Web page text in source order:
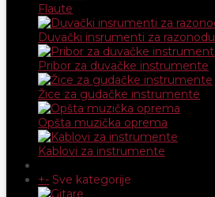
Flaute
Duvački insrumenti za razonodu
Pribor za duvačke instrumente
Žice za gudačke instrumente
Opšta muzička oprema
Kablovi za instrumente
+- Sve kategorije